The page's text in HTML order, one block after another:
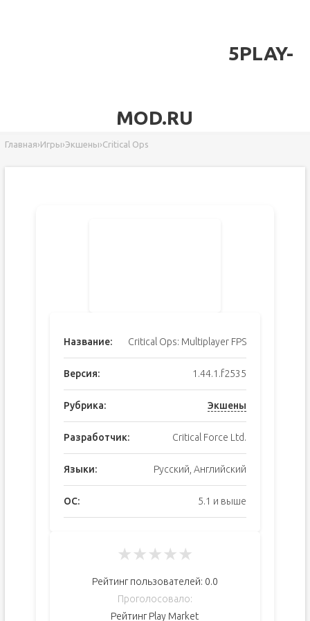
5PLAY-
MOD.RU
Главная›Игры›Экшены›Critical Ops
Название: Critical Ops: Multiplayer FPS
Версия: 1.44.1.f2535
Рубрика: Экшены
Разработчик: Critical Force Ltd.
Языки: Русский, Английский
ОС: 5.1 и выше
★★★★★
Рейтинг пользователей: 0.0
Проголосовало:
Рейтинг Play Market